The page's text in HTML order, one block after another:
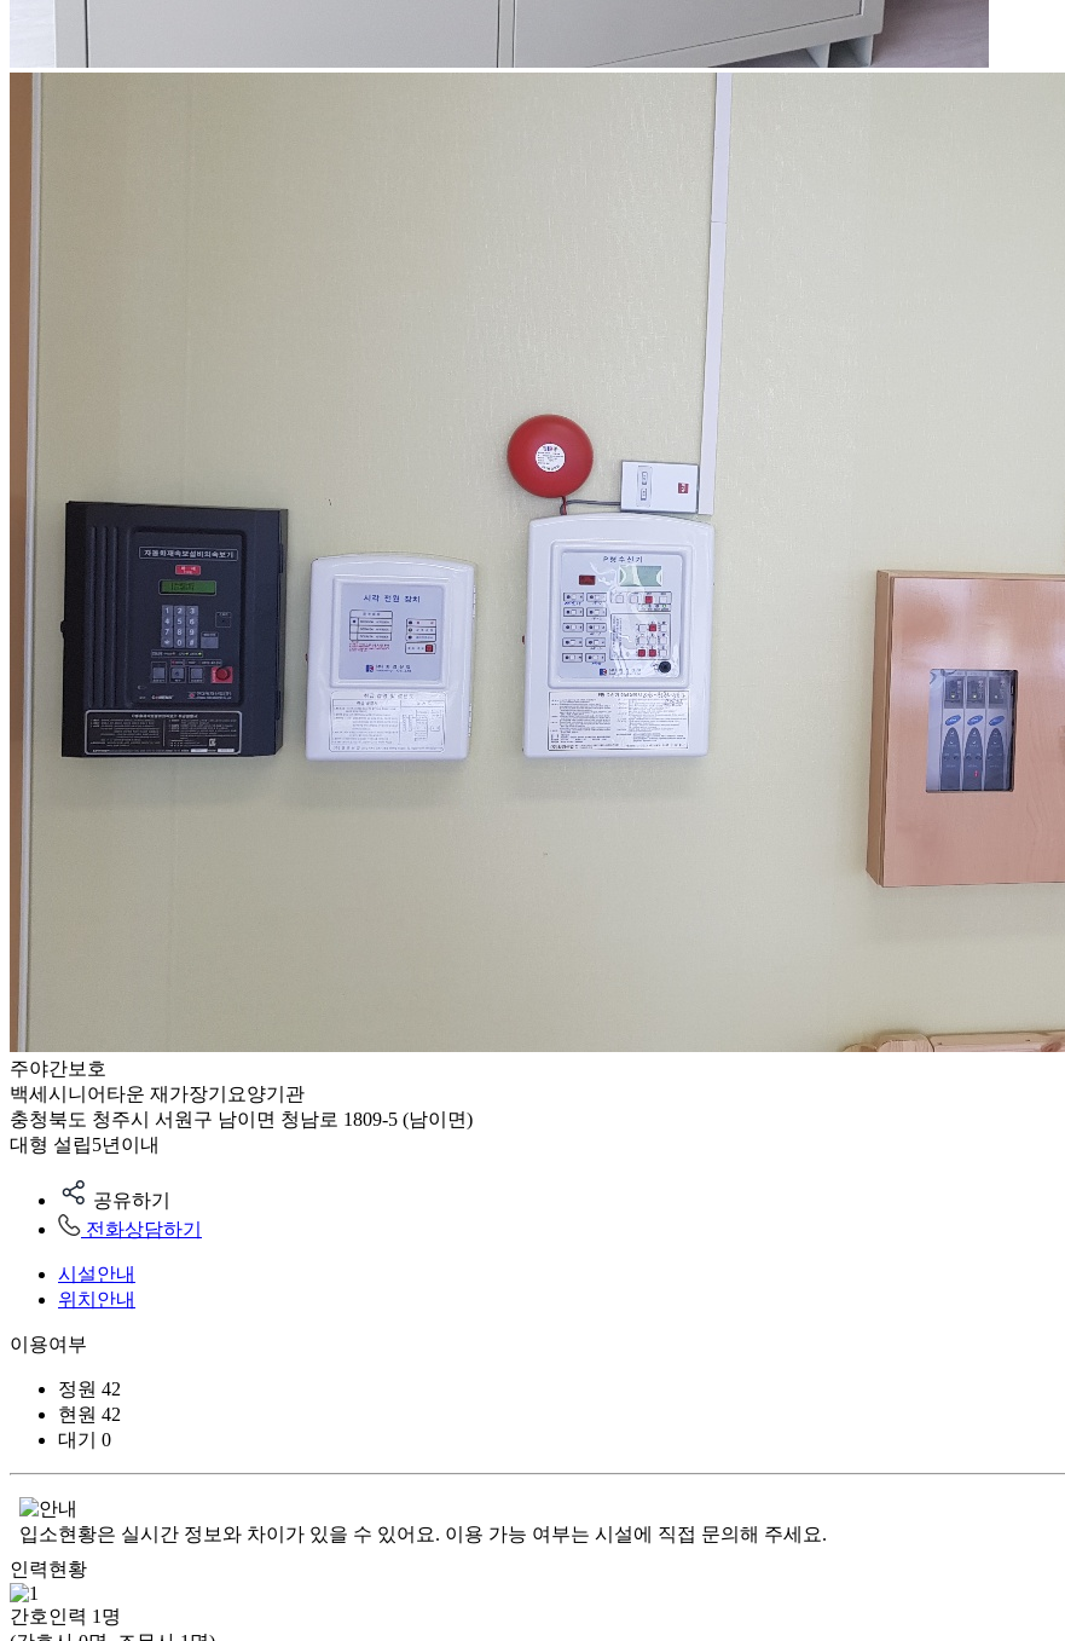
주야간보호
백세시니어타운 재가장기요양기관
충청북도 청주시 서원구 남이면 청남로 1809-5 (남이면)
대형 설립5년이내
공유하기
전화상담하기
시설안내
위치안내
이용여부
정원 42
현원 42
대기
0
입소현황은 실시간 정보와 차이가 있을 수 있어요. 이용 가능 여부는 시설에 직접 문의해 주세요.
인력현황
간호인력 1 명